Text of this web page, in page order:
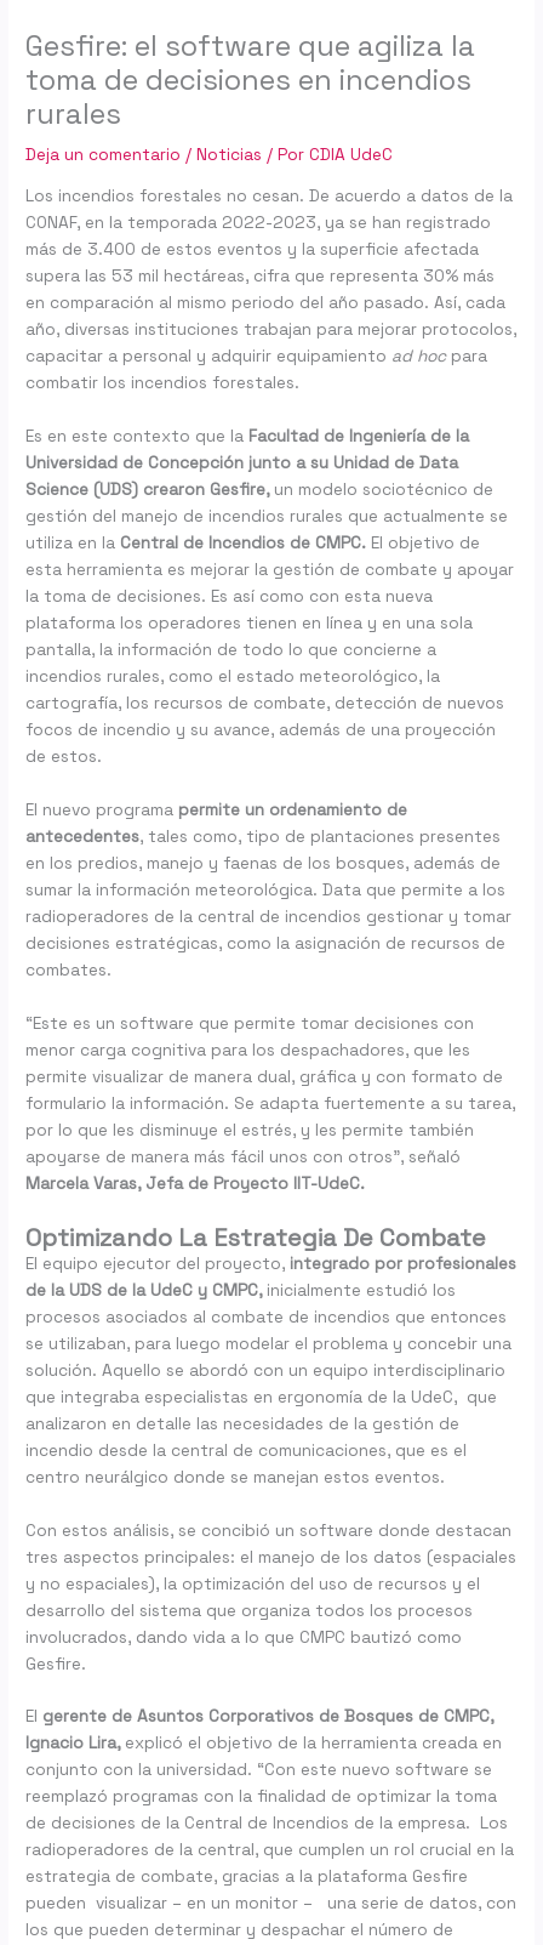
Gesfire: el software que agiliza la
toma de decisiones en incendios
rurales
Deja un comentario /Noticias / PorCDIA UdeC
Los incendios forestales no cesan. De acuerdo a datos de la
CONAF, en la temporada 2022-2023, ya se han registrado
más de 3.400 de estos eventos y la superficie afectada
supera las 53 mil hectáreas, cifra que representa 30% más
en comparación al mismo periodo del año pasado. Así, cada
año, diversas instituciones trabajan para mejorar protocolos,
capacitar a personal y adquirir equipamiento ad hocpara
combatir los incendios forestales.
Es en este contexto que la Facultad de Ingeniería de la
Universidad de Concepción junto a su Unidad de Data
Science (UDS) crearon Gesfire,un modelo sociotécnico de
gestión del manejo de incendios rurales que actualmente se
utiliza en la Central de Incendios de CMPC. El objetivo de
esta herramienta es mejorar la gestión de combate y apoyar
la toma de decisiones. Es así como con esta nueva
plataforma los operadores tienen en línea y en una sola
pantalla, la información de todo lo que concierne a
incendios rurales, como el estado meteorológico, la
cartografía, los recursos de combate, detección de nuevos
focos de incendio y su avance, además de una proyección
de estos.
El nuevo programa permite un ordenamiento de
antecedentes, tales como, tipo de plantaciones presentes
en los predios, manejo y faenas de los bosques, además de
sumar la información meteorológica. Data que permite a los
radioperadores de la central de incendios gestionar y tomar
decisiones estratégicas, como la asignación de recursos de
combates.
“Este es un software que permite tomar decisiones con
menor carga cognitiva para los despachadores, que les
permite visualizar de manera dual, gráfica y con formato de
formulario la información. Se adapta fuertemente a su tarea,
por lo que les disminuye el estrés, y les permite también
apoyarse de manera más fácil unos con otros”, señaló
Marcela Varas, Jefa de Proyecto IIT-UdeC.
Optimizando La Estrategia De Combate
El equipo ejecutor del proyecto, integrado por profesionales
de la UDS de la UdeC y CMPC,inicialmente estudió los
procesos asociados al combate de incendios que entonces
se utilizaban, para luego modelar el problema y concebir una
solución. Aquello se abordó con un equipo interdisciplinario
que integraba especialistas en ergonomía de la UdeC, que
analizaron en detalle las necesidades de la gestión de
incendio desde la central de comunicaciones, que es el
centro neurálgico donde se manejan estos eventos.
Con estos análisis, se concibió un software donde destacan
tres aspectos principales: el manejo de los datos (espaciales
y no espaciales), la optimización del uso de recursos y el
desarrollo del sistema que organiza todos los procesos
involucrados, dando vida a lo que CMPC bautizó como
Gesfire.
El gerente de Asuntos Corporativos de Bosques de CMPC,
Ignacio Lira, explicó el objetivo de la herramienta creada en
conjunto con la universidad. “Con este nuevo software se
reemplazó programas con la finalidad de optimizar la toma
de decisiones de la Central de Incendios de la empresa. Los
radioperadores de la central, que cumplen un rol crucial en la
estrategia de combate, gracias a la plataforma Gesfire
pueden visualizar – en un monitor – una serie de datos, con
los que pueden determinar y despachar el número de